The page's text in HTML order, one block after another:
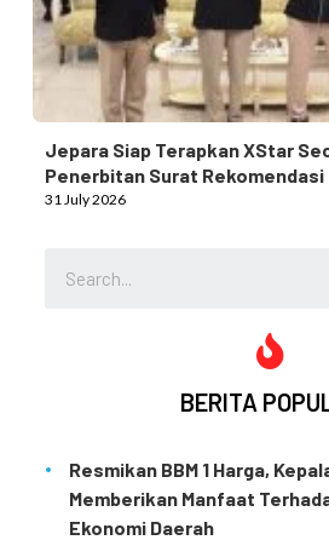
Jepara Siap Terapkan XStar
Penerbitan Surat Rekomendasi
31 July 2026
BERITA
Resmikan BBM 1 Harga,
Memberikan Manfaat
Ekonomi Daerah